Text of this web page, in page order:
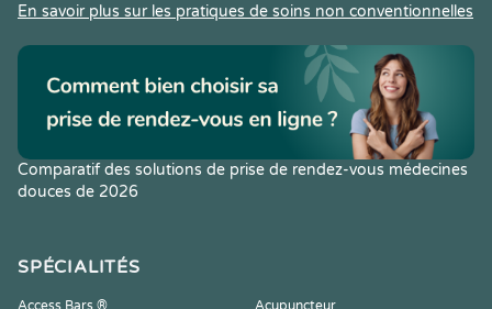
En savoir plus sur les pratiques de soins non conventionnelles
Comparatif des solutions de prise de rendez-vous médecines
douces de 2026
SPÉCIALITÉS
Access Bars ®
Acupuncteur